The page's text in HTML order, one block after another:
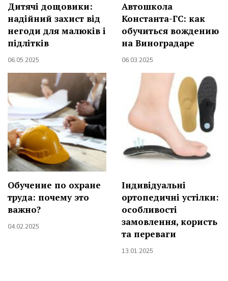
Дитячі дощовики:
надійний захист від
негоди для малюків і
підлітків
06.05.2025
Автошкола
Константа-ГС: как
обучиться вождению
на Виноградаре
06.03.2025
Обучение по охране
труда: почему это
важно?
04.02.2025
Індивідуальні
ортопедичні устілки:
особливості
замовлення, користь
та переваги
13.01.2025